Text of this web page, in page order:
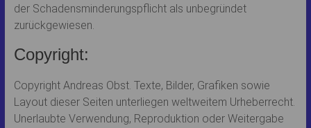
der Schadensminderungspflicht als unbegründet
zurückgewiesen.
Copyright:
Copyright Andreas Obst. Texte, Bilder, Grafiken sowie
Layout dieser Seiten unterliegen weltweitem Urheberrecht.
Unerlaubte Verwendung, Reproduktion oder Weitergabe